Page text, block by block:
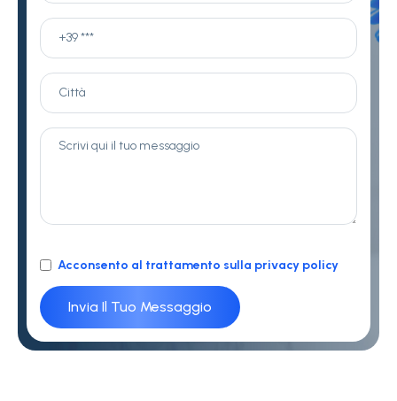
Acconsento al trattamento sulla privacy policy